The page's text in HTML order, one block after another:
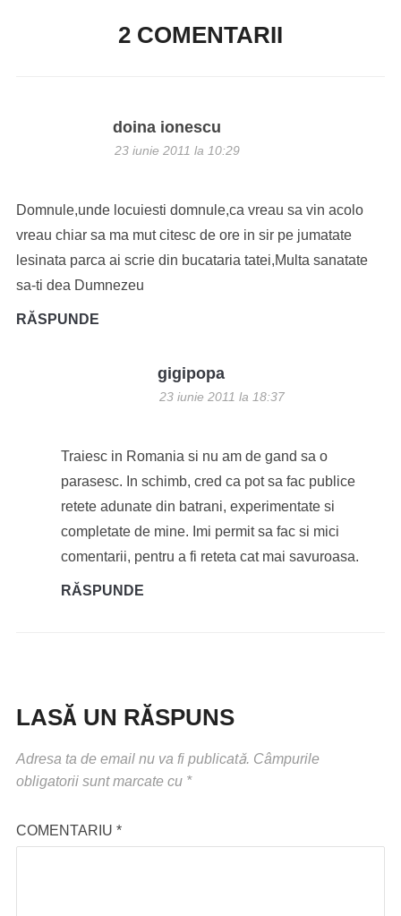
2 COMENTARII
doina ionescu
23 iunie 2011 la 10:29
Domnule,unde locuiesti domnule,ca vreau sa vin acolo
vreau chiar sa ma mut citesc de ore in sir pe jumatate
lesinata parca ai scrie din bucataria tatei,Multa sanatate
sa-ti dea Dumnezeu
RĂSPUNDE
gigipopa
23 iunie 2011 la 18:37
Traiesc in Romania si nu am de gand sa o
parasesc. In schimb, cred ca pot sa fac publice
retete adunate din batrani, experimentate si
completate de mine. Imi permit sa fac si mici
comentarii, pentru a fi reteta cat mai savuroasa.
RĂSPUNDE
LASĂ UN RĂSPUNS
Adresa ta de email nu va fi publicată. Câmpurile
obligatorii sunt marcate cu *
COMENTARIU *